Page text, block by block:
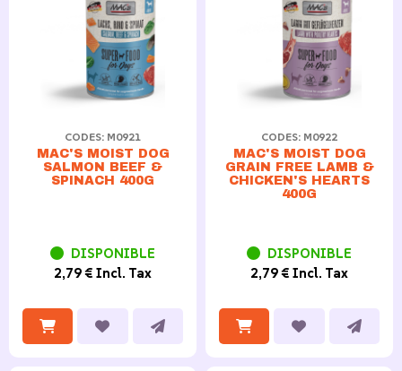
CODES: M0921
MAC'S MOIST DOG
SALMON BEEF &
SPINACH 400G
DISPONIBLE
2,79 € Incl. Tax
CODES: M0922
MAC'S MOIST DOG
GRAIN FREE LAMB &
CHICKEN'S HEARTS
400G
DISPONIBLE
2,79 € Incl. Tax